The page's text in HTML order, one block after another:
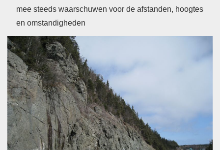
mee steeds waarschuwen voor de afstanden, hoogtes
en omstandigheden